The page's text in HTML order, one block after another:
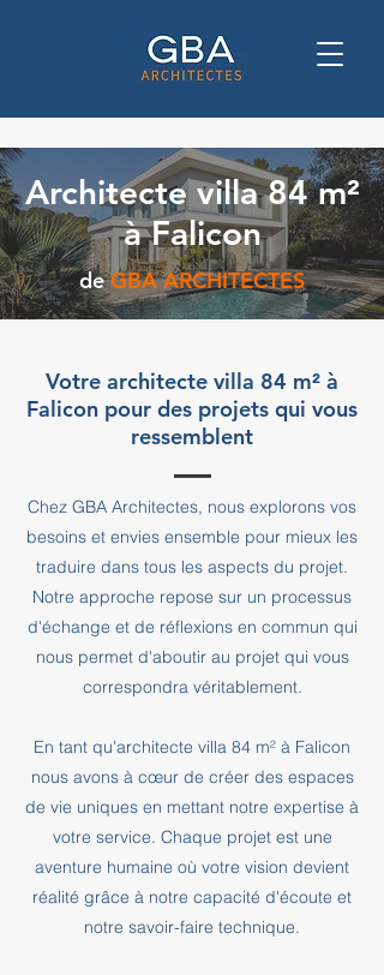
Architecte villa 84 m²
à Falicon
de GBA ARCHITECTES
Votre architecte villa 84 m² à
Falicon pour des projets qui vous
ressemblent
Chez GBA Architectes, nous explorons vos
besoins et envies ensemble pour mieux les
traduire dans tous les aspects du projet.
Notre approche repose sur un processus
d'échange et de réflexions en commun qui
nous permet d'aboutir au projet qui vous
correspondra véritablement.
En tant qu'architecte villa 84 m² à Falicon
nous avons à cœur de créer des espaces
de vie uniques en mettant notre expertise à
votre service. Chaque projet est une
aventure humaine où votre vision devient
réalité grâce à notre capacité d'écoute et
notre savoir-faire technique.